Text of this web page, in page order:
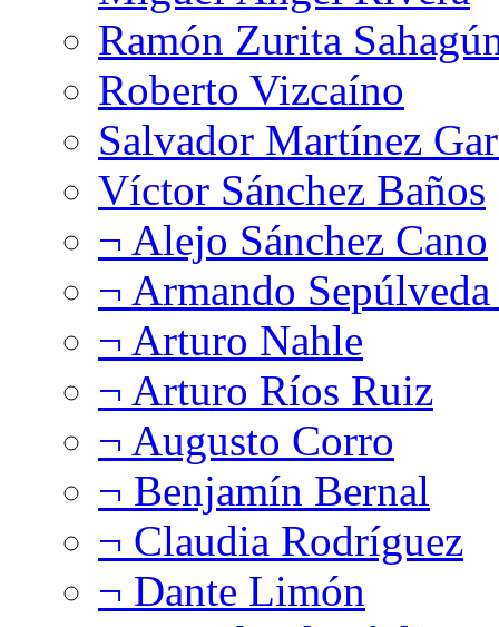
Ramón Zurita
Roberto Vizcaíno
Salvador Martínez
Víctor Sánchez Baños
¬ Alejo Sánchez Cano
¬ Armando
¬ Arturo Nahle
¬ Arturo Ríos Ruiz
¬ Augusto Corro
¬ Benjamín Bernal
¬ Claudia Rodríguez
¬ Dante Limón